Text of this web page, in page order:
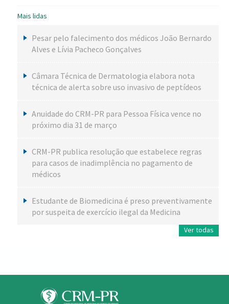
Mais lidas
Pesar pelo falecimento dos médicos João Bernardo
Alves e Lívia Pacheco Gonçalves
Câmara Técnica de Dermatologia elabora nota
técnica de alerta sobre uso invasivo de peptídeos
Anuidade do CRM-PR para Pessoa Física vence no
próximo dia 31 de março
CRM-PR publica resolução que estabelece regras
para casos de inadimplência no pagamento de
médicos
Estudante de Biomedicina é preso preventivamente
por suspeita de exercício ilegal da Medicina
Ver todas